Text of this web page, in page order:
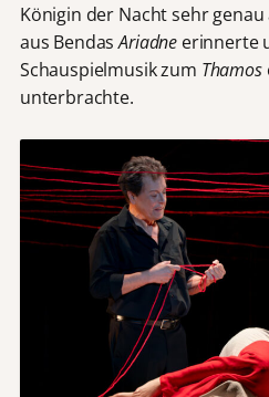
Königin der Nacht sehr
aus BendasAriadne erinnerte
Schauspielmusik zum Thamos
unterbrachte.